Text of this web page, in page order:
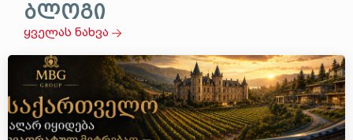
ბლოგი
ყველას ნახვა